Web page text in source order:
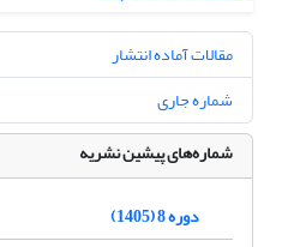
مقالات آماده انتشار
شماره جاری
شماره‌های پیشین نشریه
دوره 8 (1405)